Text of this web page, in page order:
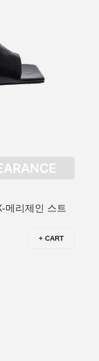
메리제인 스트
+ CART